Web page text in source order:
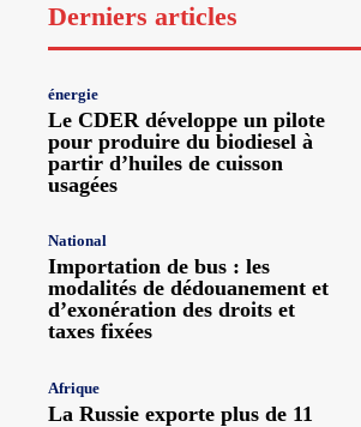
Derniers articles
énergie
Le CDER développe un pilote
pour produire du biodiesel à
partir d’huiles de cuisson
usagées
National
Importation de bus : les
modalités de dédouanement et
d’exonération des droits et
taxes fixées
Afrique
La Russie exporte plus de 11